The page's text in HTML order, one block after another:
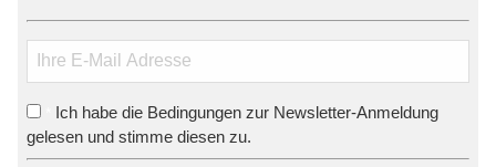
Ich habe die Bedingungen zur Newsletter-Anmeldung
gelesen und stimme diesen zu.